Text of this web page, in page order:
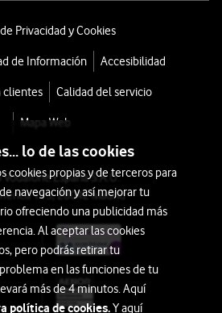
Privacidad y Cookies
de Información Accesibilidad
clientes Calidad del servicio
Mapa Web
España S.A.U.
115, 28042 Madrid
lo de las cookies
cookies propias y de terceros para
navegación y así mejorar tu
ofreciendo una publicidad más
Al aceptar las cookies
pero podrás retirar tu
en las funciones de tu
más de 4 minutos. Aquí
política de cookies.Y aquí